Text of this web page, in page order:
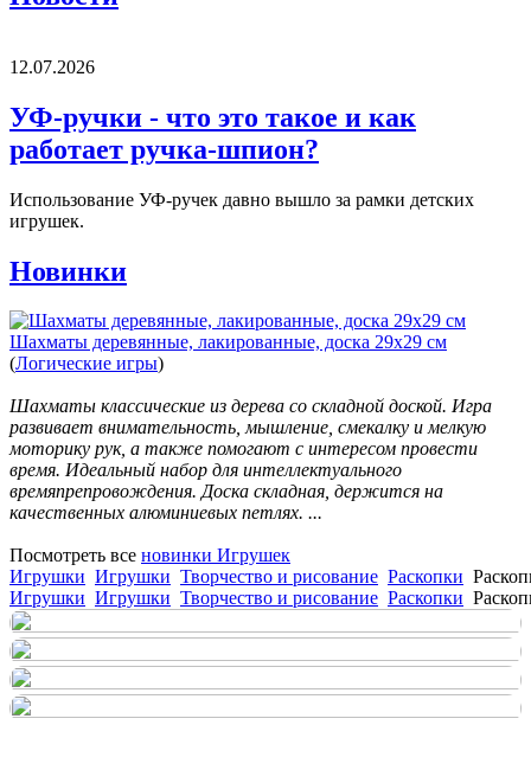
12.07.2026
УФ-ручки - что это такое и как
работает ручка-шпион?
Использование УФ-ручек давно вышло за рамки детских
игрушек.
Новинки
Шахматы деревянные, лакированные, доска 29х29 см
(Логические игры)
Шахматы классические из дерева со складной доской. Игра
развивает внимательность, мышление, смекалку и мелкую
моторику рук, а также помогают с интересом провести
время. Идеальный набор для интеллектуального
времяпрепровождения. Доска складная, держится на
качественных алюминиевых петлях. ...
Посмотреть все новинки Игрушек
Игрушки Игрушки Творчество и рисование Раскопки
Игрушки Игрушки Творчество и рисование Раскопки